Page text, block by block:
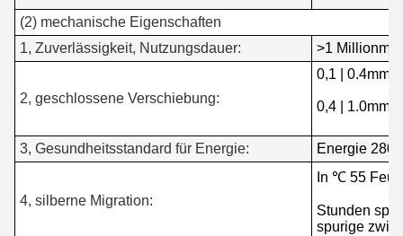
(2) mechanische Eigenschaften
1, Zuverlässigkeit, Nutzungsdauer:
>1 Millionmal
2, geschlossene Verschiebung:
0,1 | 0.4mm
0,4 | 1.0mm
3, Gesundheitsstandard für Energie: Energie 280g
4, silberne Migration:
In ℃ 55
Stunden
spurige